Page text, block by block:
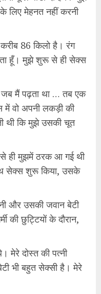
लिए मेहनत नहीं करनी
86 किलो है। रंग
हूँ। मुझे शुरू से ही सेक्स
मैं पढ़ता था … तब एक
में वो अपनी लकड़ी की
थी कि मुझे उसकी चूत
ही मुझमें ठरक आ गई थी
सेक्स शुरू किया, उसके
और उसकी जवान बेटी
की छुट्टियों के दौरान,
मेरे दोस्त की पत्नी
भी बहुत सेक्सी है। मेरे